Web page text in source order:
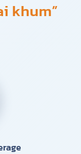
khum”